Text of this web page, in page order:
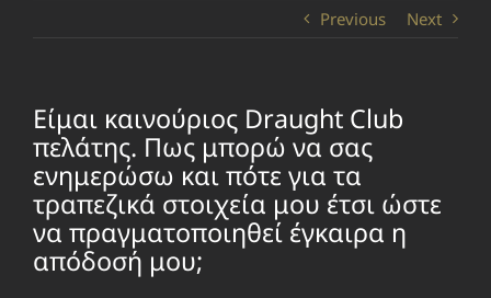
Previous Next
Είμαι καινούριος Draught Club
πελάτης. Πως μπορώ να σας
ενημερώσω και πότε για τα
τραπεζικά στοιχεία μου έτσι ώστε
να πραγματοποιηθεί έγκαιρα η
απόδοσή μου;